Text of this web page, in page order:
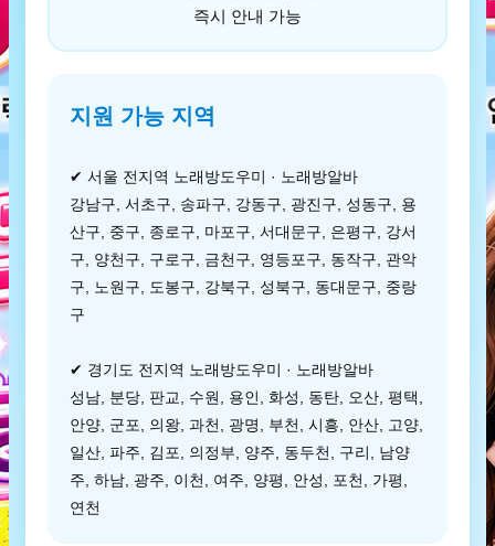
즉시 안내 가능
지원 가능 지역
✔ 서울 전지역 노래방도우미 · 노래방알바
강남구, 서초구, 송파구, 강동구, 광진구, 성동구, 용
산구, 중구, 종로구, 마포구, 서대문구, 은평구, 강서
구, 양천구, 구로구, 금천구, 영등포구, 동작구, 관악
구, 노원구, 도봉구, 강북구, 성북구, 동대문구, 중랑
구
✔ 경기도 전지역 노래방도우미 · 노래방알바
성남, 분당, 판교, 수원, 용인, 화성, 동탄, 오산, 평택,
안양, 군포, 의왕, 과천, 광명, 부천, 시흥, 안산, 고양,
일산, 파주, 김포, 의정부, 양주, 동두천, 구리, 남양
주, 하남, 광주, 이천, 여주, 양평, 안성, 포천, 가평,
연천